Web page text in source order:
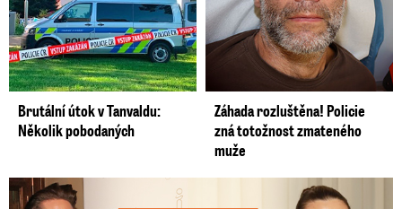
Brutální útok v Tanvaldu:
Několik pobodaných
Záhada rozluštěna! Policie
zná totožnost zmateného
muže
Šťastná Brzobohatá se pochlubila fotkou: Rýpanec od Ondřeje